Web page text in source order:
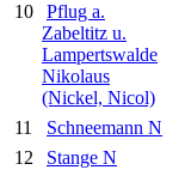
10
Pflug a.
Zabeltitz u.
Lampertswalde
Nikolaus
(Nickel, Nicol)
11 Schneemann N
12
Stange N